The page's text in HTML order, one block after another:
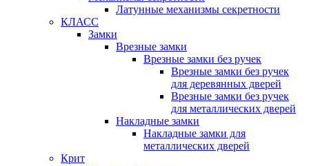
Латунные механизмы секретности
КЛАСС
Замки
Врезные замки
Врезные замки без ручек
Врезные замки без ручек
для деревянных дверей
Врезные замки без ручек
для металлических дверей
Накладные замки
Накладные замки для
металлических дверей
Крит